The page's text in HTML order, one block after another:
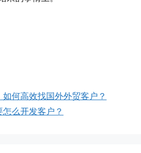
何高效找国外外贸客户？
么开发客户？